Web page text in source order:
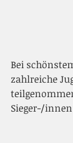
Bei
zahlreiche
Sieger-/